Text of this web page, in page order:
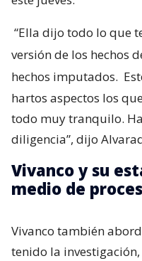
“Ella dijo todo lo que
versión de los hechos
hechos imputados.
hartos aspectos los
todo muy tranquilo.
diligencia”, dijo
Vivanco y su
medio de
Vivanco también
tenido la